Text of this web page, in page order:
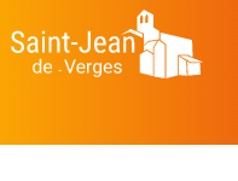
au
contenu